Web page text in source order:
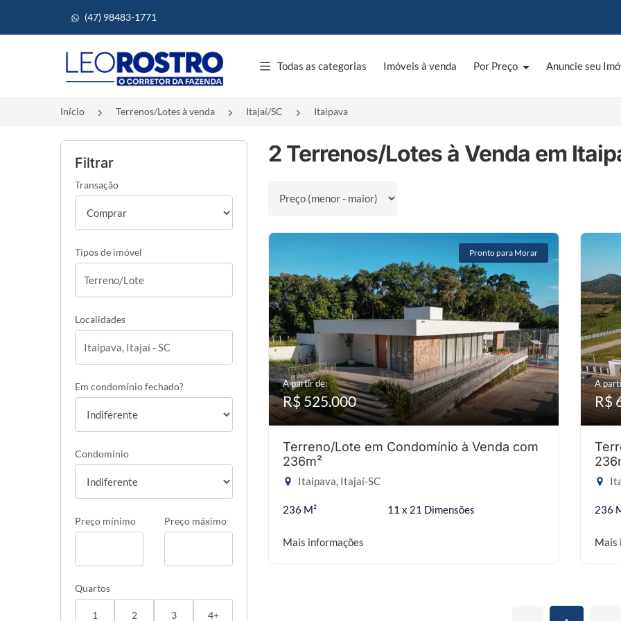
(47) 98483-1771
Página inicial
Todas as categorias Imóveis à venda Por Preço Anuncie seu
Início Terrenos/Lotes à venda Itajaí/SC Itaipava
Filtrar
Transação
Tipos de imóvel
Localidades
Em condomínio fechado?
Condomínio
Preço mínimo Preço máximo
Quartos
1 2 3 4+
2 Terrenos/Lotes à Venda em
Ordenar por
Pronto para Morar
A partir de:
R$ 525.000
Terreno/Lote em Condomínio à Venda com
236m²
Itaipava, Itajaí-SC
236 M² 11 x 21 Dimensões
Mais informações
A
R$
236
Mais